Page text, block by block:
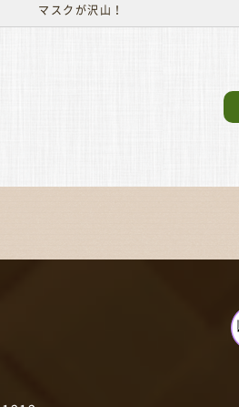
マスクが沢山！